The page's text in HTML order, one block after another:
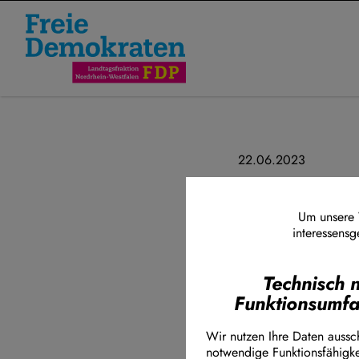
22.06.2023
NRW-
kommende
acht Prozent
sprengen.
Millionen Euro
Um
Technisch
Wir nutzen Ihre Daten
notwendige